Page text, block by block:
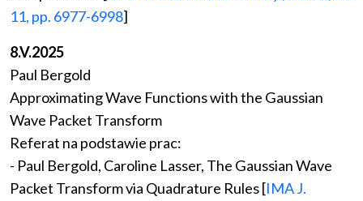
11, pp. 6977-6998]
8.V.2025
Paul Bergold
Approximating Wave Functions with the Gaussian
Wave Packet Transform
Referat na podstawie prac:
- Paul Bergold, Caroline Lasser, The Gaussian Wave
Packet Transform via Quadrature Rules [IMA J.